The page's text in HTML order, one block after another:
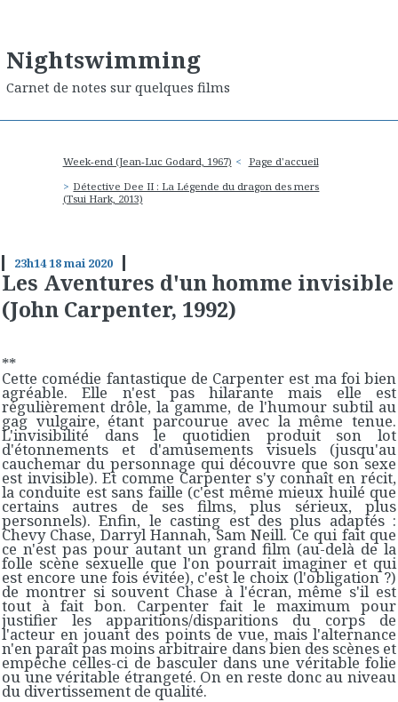
Nightswimming
Carnet de notes sur quelques films
Week-end (Jean-Luc Godard, 1967)
Page d'accueil
Détective Dee II : La Légende du dragon des mers
(Tsui Hark, 2013)
23h1418mai 2020
Les Aventures d'un homme invisible
(John Carpenter, 1992)
**
Cette comédie fantastique de Carpenter est ma foi bien
agréable. Elle n'est pas hilarante mais elle est
régulièrement drôle, la gamme, de l'humour subtil au
gag vulgaire, étant parcourue avec la même tenue.
L'invisibilité dans le quotidien produit son lot
d'étonnements et d'amusements visuels (jusqu'au
cauchemar du personnage qui découvre que son sexe
est invisible). Et comme Carpenter s'y connaît en récit,
la conduite est sans faille (c'est même mieux huilé que
certains autres de ses films, plus sérieux, plus
personnels). Enfin, le casting est des plus adaptés :
Chevy Chase, Darryl Hannah, Sam Neill. Ce qui fait que
ce n'est pas pour autant un grand film (au-delà de la
folle scène sexuelle que l'on pourrait imaginer et qui
est encore une fois évitée), c'est le choix (l'obligation ?)
de montrer si souvent Chase à l'écran, même s'il est
tout à fait bon. Carpenter fait le maximum pour
justifier les apparitions/disparitions du corps de
l'acteur en jouant des points de vue, mais l'alternance
n'en paraît pas moins arbitraire dans bien des scènes et
empêche celles-ci de basculer dans une véritable folie
ou une véritable étrangeté. On en reste donc au niveau
du divertissement de qualité.